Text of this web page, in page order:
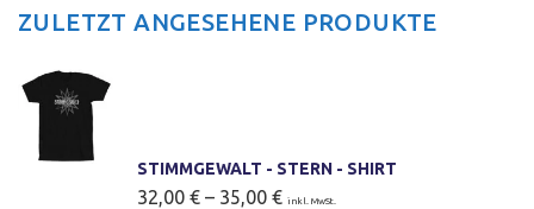
ZULETZT ANGESEHENE PRODUKTE
STIMMGEWALT - STERN - SHIRT
32,00 € – 35,00 € inkl. MwSt.